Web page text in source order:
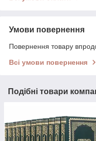
Умови повернення
Повернення товару
Всі умови повернення
Подібні товари